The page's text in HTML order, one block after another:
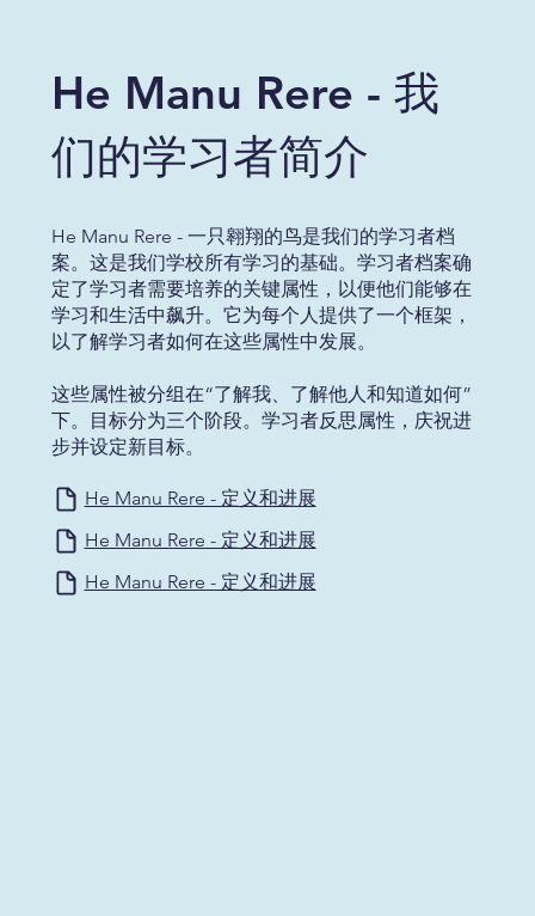
He Manu Rere - 我
们的学习者简介
He Manu Rere - 一只翱翔的鸟是我们的学习者档
案。这是我们学校所有学习的基础。学习者档案确
定了学习者需要培养的关键属性，以便他们能够在
学习和生活中飙升。它为每个人提供了一个框架，
以了解学习者如何在这些属性中发展。
这些属性被分组在“了解我、了解他人和知道如何”
下。目标分为三个阶段。学习者反思属性，庆祝进
步并设定新目标。
He Manu Rere - 定义和进展
He Manu Rere - 定义和进展
He Manu Rere - 定义和进展